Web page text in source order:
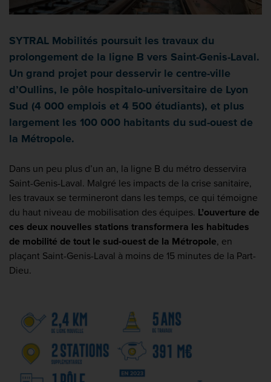
SYTRAL Mobilités poursuit les travaux du
prolongement de la ligne B vers Saint-Genis-Laval.
Un grand projet pour desservir le centre-ville
d’Oullins, le pôle hospitalo-universitaire de Lyon
Sud (4 000 emplois et 4 500 étudiants), et plus
largement les 100 000 habitants du sud-ouest de
la Métropole.
Dans un peu plus d’un an, la ligne B du métro desservira
Saint-Genis-Laval. Malgré les impacts de la crise sanitaire,
les travaux se termineront dans les temps, ce qui témoigne
du haut niveau de mobilisation des équipes. L’ouverture de
ces deux nouvelles stations transformera les habitudes
de mobilité de tout le sud-ouest de la Métropole, en
plaçant Saint-Genis-Laval à moins de 15 minutes de la Part-
Dieu.